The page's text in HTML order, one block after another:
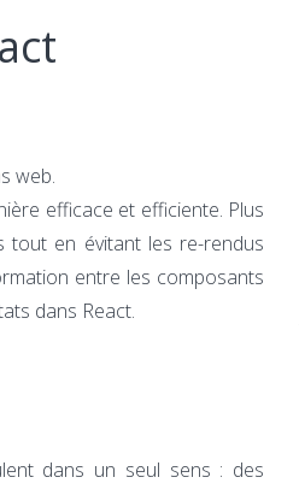
web.
efficace et efficiente. Plus
tout en évitant les re-rendus
entre les composants
dans React.
dans un seul sens : des